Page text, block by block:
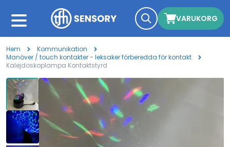
VARUKORG
Hem
Kommunikation
Manöver / touch kontakter - leksaker förberedda för kontakt
Kalejdoskoplampa Kontaktstyrd